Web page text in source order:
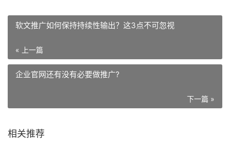
软文推广如何保持持续性输出？这3点不可忽视
« 上一篇
企业官网还有没有必要做推广?
下一篇 »
相关推荐